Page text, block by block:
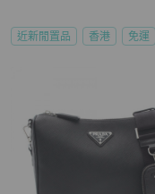
近新閒置品 香港 免運